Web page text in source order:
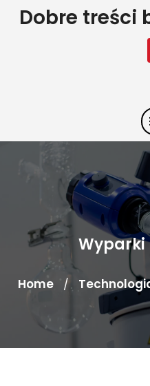
SkipDobre treści
Wyparki
Home /